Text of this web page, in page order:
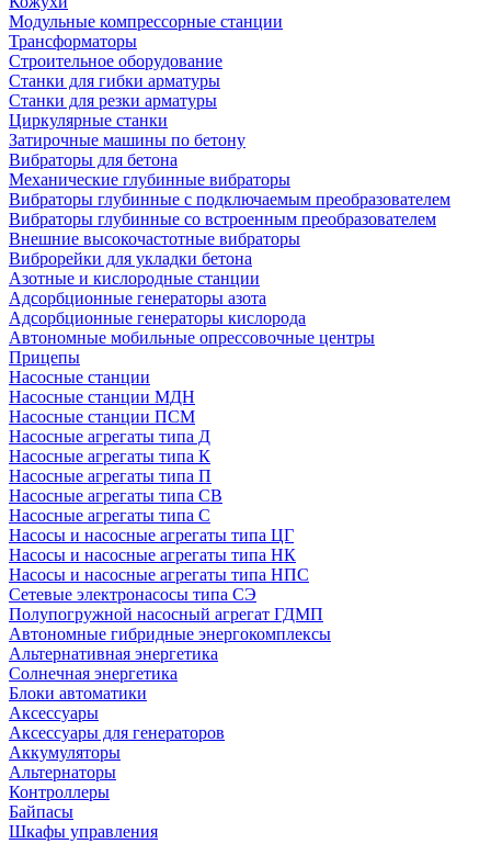
Модульные компрессорные станции
Трансформаторы
Строительное оборудование
Станки для гибки арматуры
Станки для резки арматуры
Циркулярные станки
Затирочные машины по бетону
Вибраторы для бетона
Механические глубинные вибраторы
Вибраторы глубинные с подключаемым преобразователем
Вибраторы глубинные со встроенным преобразователем
Внешние высокочастотные вибраторы
Виброрейки для укладки бетона
Азотные и кислородные станции
Адсорбционные генераторы азота
Адсорбционные генераторы кислорода
Автономные мобильные опрессовочные центры
Прицепы
Насосные станции
Насосные станции МДН
Насосные станции ПСМ
Насосные агрегаты типа Д
Насосные агрегаты типа К
Насосные агрегаты типа П
Насосные агрегаты типа СВ
Насосные агрегаты типа С
Насосы и насосные агрегаты типа ЦГ
Насосы и насосные агрегаты типа НК
Насосы и насосные агрегаты типа НПС
Сетевые электронасосы типа СЭ
Полупогружной насосный агрегат ГДМП
Автономные гибридные энергокомплексы
Альтернативная энергетика
Солнечная энергетика
Блоки автоматики
Аксессуары
Аксессуары для генераторов
Аккумуляторы
Альтернаторы
Контроллеры
Байпасы
Шкафы управления